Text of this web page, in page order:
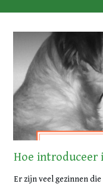
Hoe introduceer
Er zijn veel gezinnen